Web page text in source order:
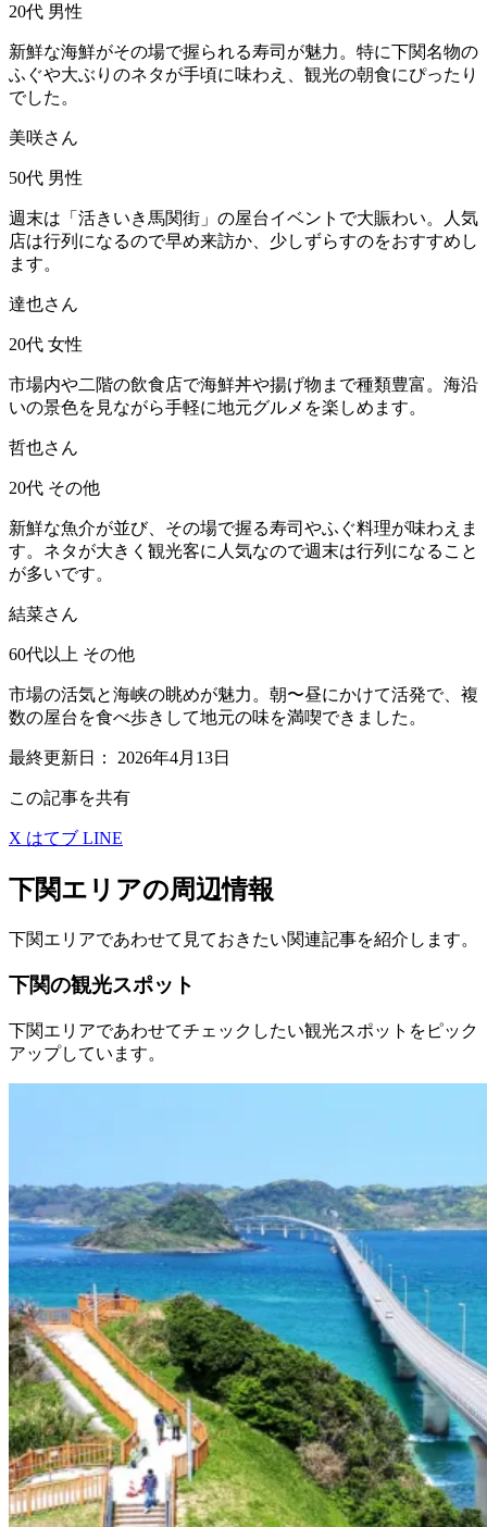
20代 男性
新鮮な海鮮がその場で握られる寿司が魅力。特に下関名物の
ふぐや大ぶりのネタが手頃に味わえ、観光の朝食にぴったり
でした。
美咲さん
50代 男性
週末は「活きいき馬関街」の屋台イベントで大賑わい。人気
店は行列になるので早め来訪か、少しずらすのをおすすめし
ます。
達也さん
20代 女性
市場内や二階の飲食店で海鮮丼や揚げ物まで種類豊富。海沿
いの景色を見ながら手軽に地元グルメを楽しめます。
哲也さん
20代 その他
新鮮な魚介が並び、その場で握る寿司やふぐ料理が味わえま
す。ネタが大きく観光客に人気なので週末は行列になること
が多いです。
結菜さん
60代以上 その他
市場の活気と海峡の眺めが魅力。朝〜昼にかけて活発で、複
数の屋台を食べ歩きして地元の味を満喫できました。
最終更新日： 2026年4月13日
この記事を共有
X はてブ LINE
下関エリアの周辺情報
下関エリアであわせて見ておきたい関連記事を紹介します。
下関の観光スポット
下関エリアであわせてチェックしたい観光スポットをピック
アップしています。